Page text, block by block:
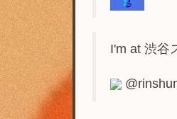
I'm at 渋谷